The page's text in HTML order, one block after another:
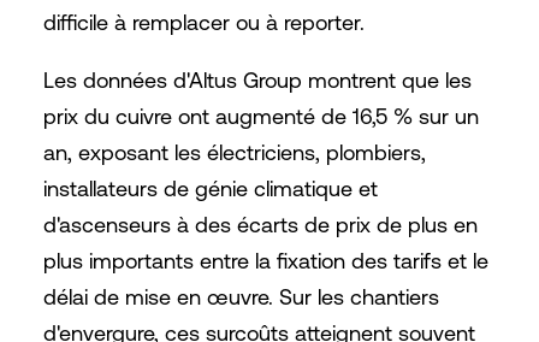
difficile à remplacer ou à reporter.
Les données d'Altus Group montrent que les
prix du cuivre ont augmenté de 16,5 % sur un
an, exposant les électriciens, plombiers,
installateurs de génie climatique et
d'ascenseurs à des écarts de prix de plus en
plus importants entre la fixation des tarifs et le
délai de mise en œuvre. Sur les chantiers
d'envergure, ces surcoûts atteignent souvent